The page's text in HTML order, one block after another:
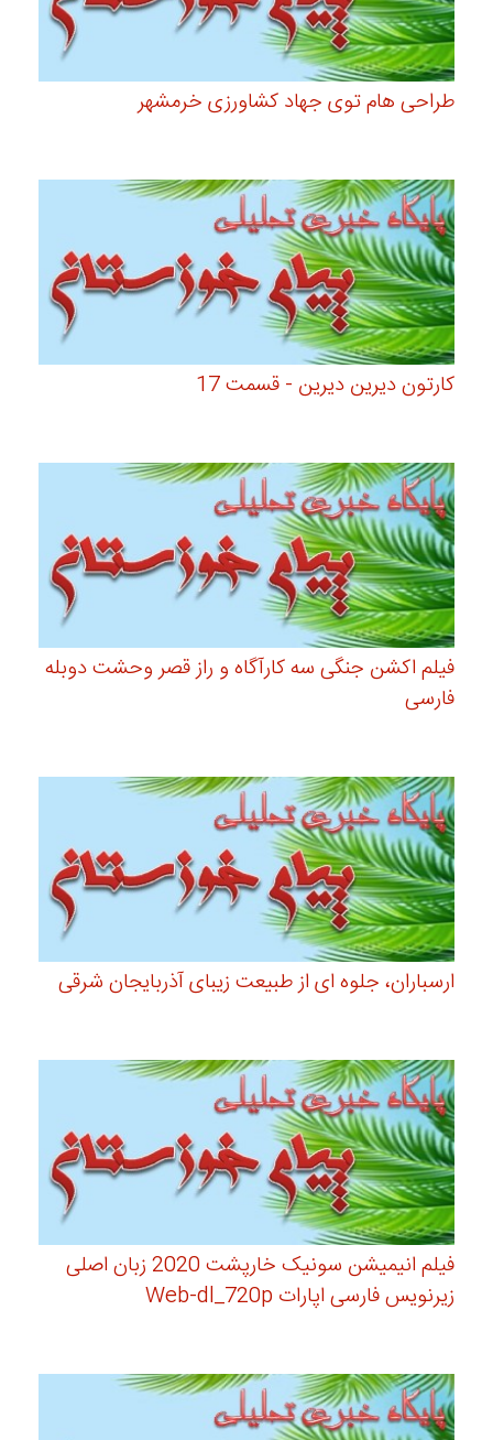
طراحی هام توی جهاد کشاورزی خرمشهر
کارتون دیرین دیرین - قسمت 17
فیلم اکشن جنگی سه کارآگاه و راز قصر وحشت دوبله
فارسی
ارسباران، جلوه ای از طبیعت زیبای آذربایجان شرقی
فیلم انیمیشن سونیک خارپشت 2020 زبان اصلی
زیرنویس فارسی اپارات Web-dl_720p